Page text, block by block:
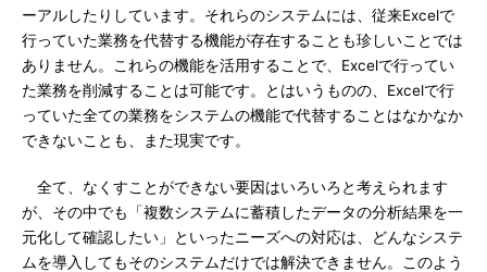
ーアルしたりしています。それらのシステムには、従来Excelで
行っていた業務を代替する機能が存在することも珍しいことでは
ありません。これらの機能を活用することで、Excelで行ってい
た業務を削減することは可能です。とはいうものの、Excelで行
っていた全ての業務をシステムの機能で代替することはなかなか
できないことも、また現実です。
全て、なくすことができない要因はいろいろと考えられます
が、その中でも「複数システムに蓄積したデータの分析結果を一
元化して確認したい」といったニーズへの対応は、どんなシステ
ムを導入してもそのシステムだけでは解決できません。このよう